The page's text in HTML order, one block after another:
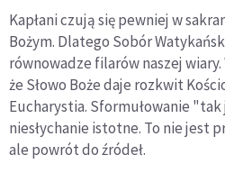
Kapłani czują się pewniej w
Bożym. Dlatego Sobór
równowadze filarów naszej
że Słowo Boże daje rozkwit
Eucharystia. Sformułowanie
niesłychanie istotne. To nie jest
ale powrót do źródeł.